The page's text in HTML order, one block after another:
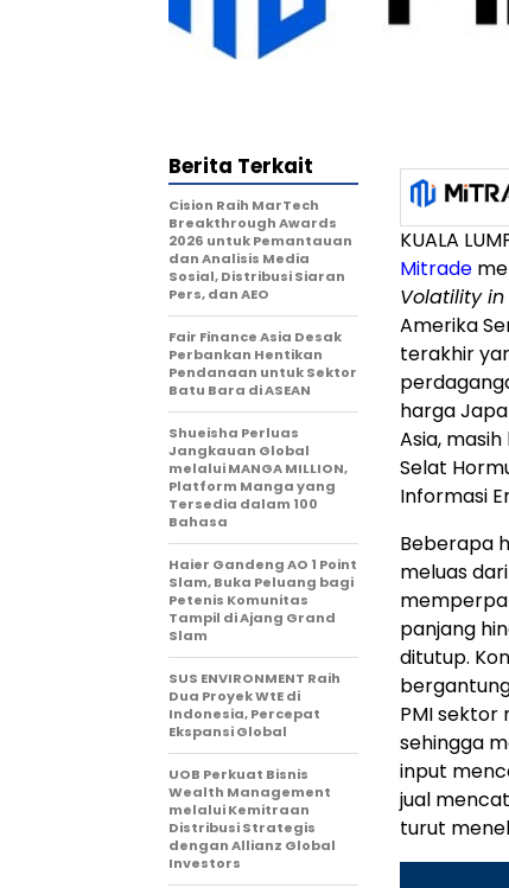
KUALA
Mitrade
Volatility in
Amerika
terakhir
harga
Asia,
Selat
Informasi
Beberapa
meluas
panjang
ditutup.
PMI sektor
sehingga
input
jual
turut
Berita Terkait
Cision Raih MarTech
Breakthrough Awards
2026 untuk Pemantauan
dan Analisis Media
Sosial, Distribusi Siaran
Pers, dan AEO
Fair Finance Asia Desak
Perbankan Hentikan
Pendanaan untuk Sektor
Batu Bara di ASEAN
Shueisha Perluas
Jangkauan Global
melalui MANGA MILLION,
Platform Manga yang
Tersedia dalam 100
Bahasa
Haier Gandeng AO 1 Point
Slam, Buka Peluang bagi
Petenis Komunitas
Tampil di Ajang Grand
Slam
SUS ENVIRONMENT Raih
Dua Proyek WtE di
Indonesia, Percepat
Ekspansi Global
UOB Perkuat Bisnis
Wealth Management
melalui Kemitraan
Distribusi Strategis
dengan Allianz Global
Investors